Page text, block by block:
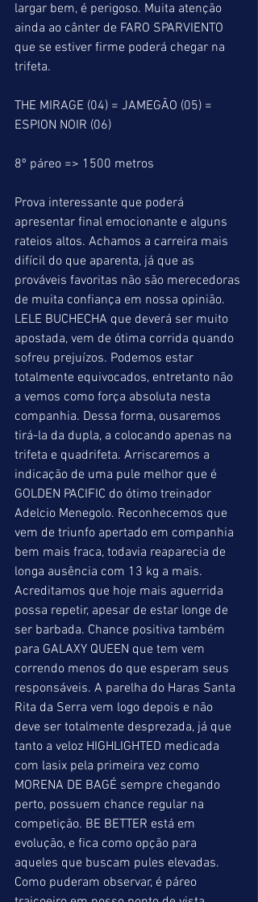
largar bem, é perigoso. Muita atenção
ainda ao cânter de FARO SPARVIENTO
que se estiver firme poderá chegar na
trifeta.
THE MIRAGE (04) = JAMEGÃO (05) =
ESPION NOIR (06)
8º páreo => 1500 metros
Prova interessante que poderá
apresentar final emocionante e alguns
rateios altos. Achamos a carreira mais
difícil do que aparenta, já que as
prováveis favoritas não são merecedoras
de muita confiança em nossa opinião.
LELE BUCHECHA que deverá ser muito
apostada, vem de ótima corrida quando
sofreu prejuízos. Podemos estar
totalmente equivocados, entretanto não
a vemos como força absoluta nesta
companhia. Dessa forma, ousaremos
tirá-la da dupla, a colocando apenas na
trifeta e quadrifeta. Arriscaremos a
indicação de uma pule melhor que é
GOLDEN PACIFIC do ótimo treinador
Adelcio Menegolo. Reconhecemos que
vem de triunfo apertado em companhia
bem mais fraca, todavia reaparecia de
longa ausência com 13 kg a mais.
Acreditamos que hoje mais aguerrida
possa repetir, apesar de estar longe de
ser barbada. Chance positiva também
para GALAXY QUEEN que tem vem
correndo menos do que esperam seus
responsáveis. A parelha do Haras Santa
Rita da Serra vem logo depois e não
deve ser totalmente desprezada, já que
tanto a veloz HIGHLIGHTED medicada
com lasix pela primeira vez como
MORENA DE BAGÉ sempre chegando
perto, possuem chance regular na
competição. BE BETTER está em
evolução, e fica como opção para
aqueles que buscam pules elevadas.
Como puderam observar, é páreo